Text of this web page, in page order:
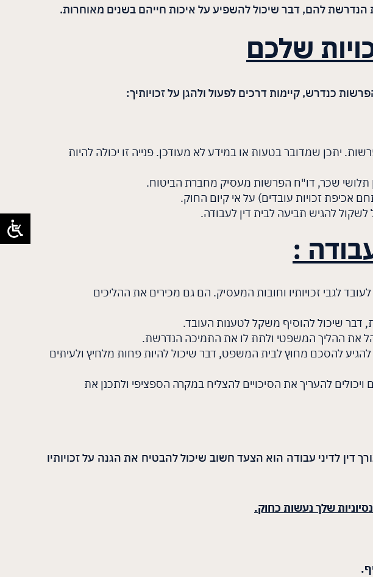
הנדרשת להם, דבר שיכול להשפיע על איכות חייהם בשנים מאוחרות.
שלכם
כנדרש, קיימות דרכים לפעול ולהגן על זכויותיך:
יתכן שמדובר בטעות או במידע לא מעודכן. פנייה זו יכולה להיות
תלושי שכר, דו"ח הפרשות מעסיק מחברת הביטוח.
אכיפת זכויות עובדים) על אי קיום החוק.
לשקול להגיש תביעה לבית דין לעבודה.
:
לגבי זכויותיו וחובות המעסיק. הם גם מכירים את ההליכים
דבר שיכול להוסיף משקל לטענות העובד.
את ההליך המשפטי ולתת לו את התמיכה הנדרשת.
להגיע להסכם מחוץ לבית המשפט, דבר שיכול להיות פחות מלחיץ ולעיתים
ויכולים להעריך את הסיכויים להצליח במקרה הספציפי ולתכנן את
לדיני עבודה הוא הצעד חשוב שיכול להבטיח את הגנה על זכויותיו
שלך נעשות כחוק.